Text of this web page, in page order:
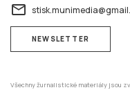
email
NEWSLETTER
Všechny žurnalistické materiály jsou